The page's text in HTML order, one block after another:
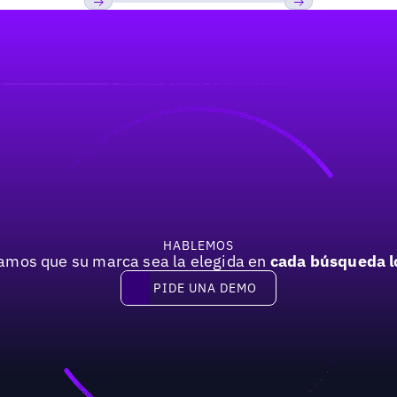
HABLEMOS
que su marca sea la elegida en cada búsqueda
Pide una demo
PIDE UNA DEMO